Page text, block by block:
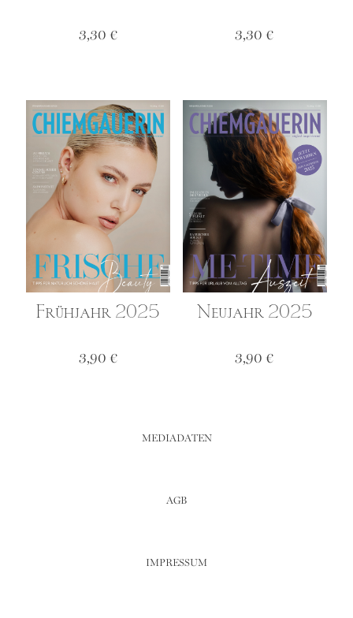
3,30 € 3,30 €
Frühjahr 2025
3,90 €
Neujahr 2025
3,90 €
MEDIADATEN
AGB
IMPRESSUM